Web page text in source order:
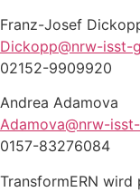
Franz-Josef
Dickopp@nrw-isst-
02152-9909920
Andrea Adamova
Adamova@nrw-
0157-83276084
TransformERN